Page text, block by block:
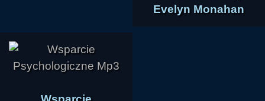
Evelyn Monahan